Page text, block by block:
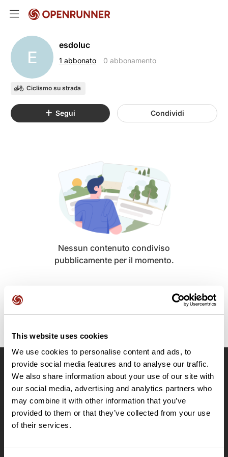
This website uses cookies
We use cookies to personalise content and ads, to
provide social media features and to analyse our traffic.
We also share information about your use of our site with
our social media, advertising and analytics partners who
may combine it with other information that you’ve
provided to them or that they’ve collected from your use
of their services.
E
esdoluc
1 abbonato 0 abbonamento
Ciclismo su strada
Segui Condividi
Nessun contenuto condiviso
pubblicamente per il momento.
OpenRunner
Team
Lavora con noi
Riguardo a
Contatti